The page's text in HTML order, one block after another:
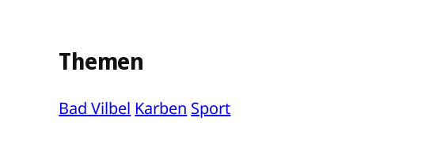
Themen
Bad Vilbel Karben Sport